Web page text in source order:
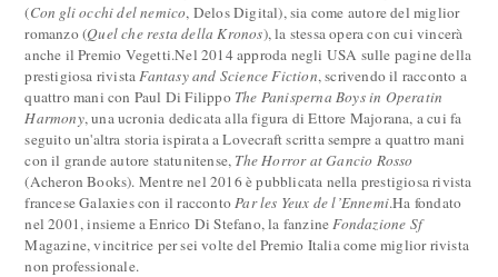
(Con gli occhi del nemico, Delos Digital), sia come autore del miglior
romanzo (Quel che resta della Kronos), la stessa opera con cui vincerà
anche il Premio Vegetti.Nel 2014 approda negli USA sulle pagine della
prestigiosa rivistaFantasy and Science Fiction, scrivendo il racconto a
quattro mani con Paul Di Filippo The Panisperna Boys in Operatin
Harmony, una ucronia dedicata alla figura di Ettore Majorana, a cui fa
seguito un'altra storia ispirata a Lovecraft scritta sempre a quattro mani
con il grande autore statunitense, The Horror at Gancio Rosso
(Acheron Books). Mentre nel 2016 è pubblicata nella prestigiosa rivista
francese Galaxies con il raccontoPar les Yeux de l’Ennemi.Ha fondato
nel 2001, insieme a Enrico Di Stefano, la fanzineFondazione Sf
Magazine, vincitrice per sei volte del Premio Italia come miglior rivista
non professionale.